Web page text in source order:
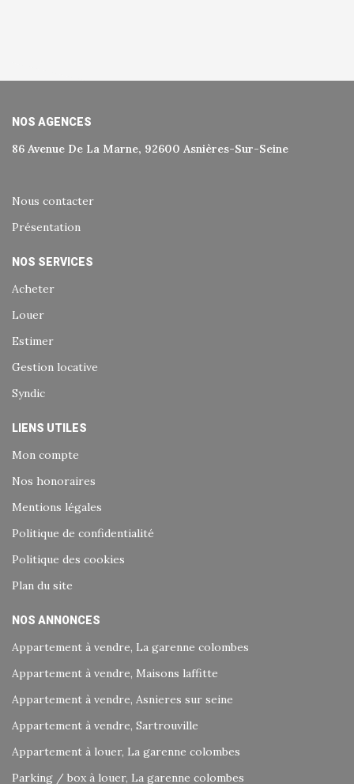
NOS AGENCES
86 Avenue De La Marne, 92600 Asnières-Sur-Seine
Nous contacter
Présentation
NOS SERVICES
Acheter
Louer
Estimer
Gestion locative
Syndic
LIENS UTILES
Mon compte
Nos honoraires
Mentions légales
Politique de confidentialité
Politique des cookies
Plan du site
NOS ANNONCES
Appartement à vendre, La garenne colombes
Appartement à vendre, Maisons laffitte
Appartement à vendre, Asnieres sur seine
Appartement à vendre, Sartrouville
Appartement à louer, La garenne colombes
Parking / box à louer, La garenne colombes